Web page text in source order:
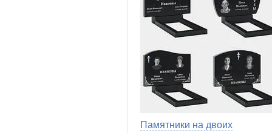
Памятники на двоих